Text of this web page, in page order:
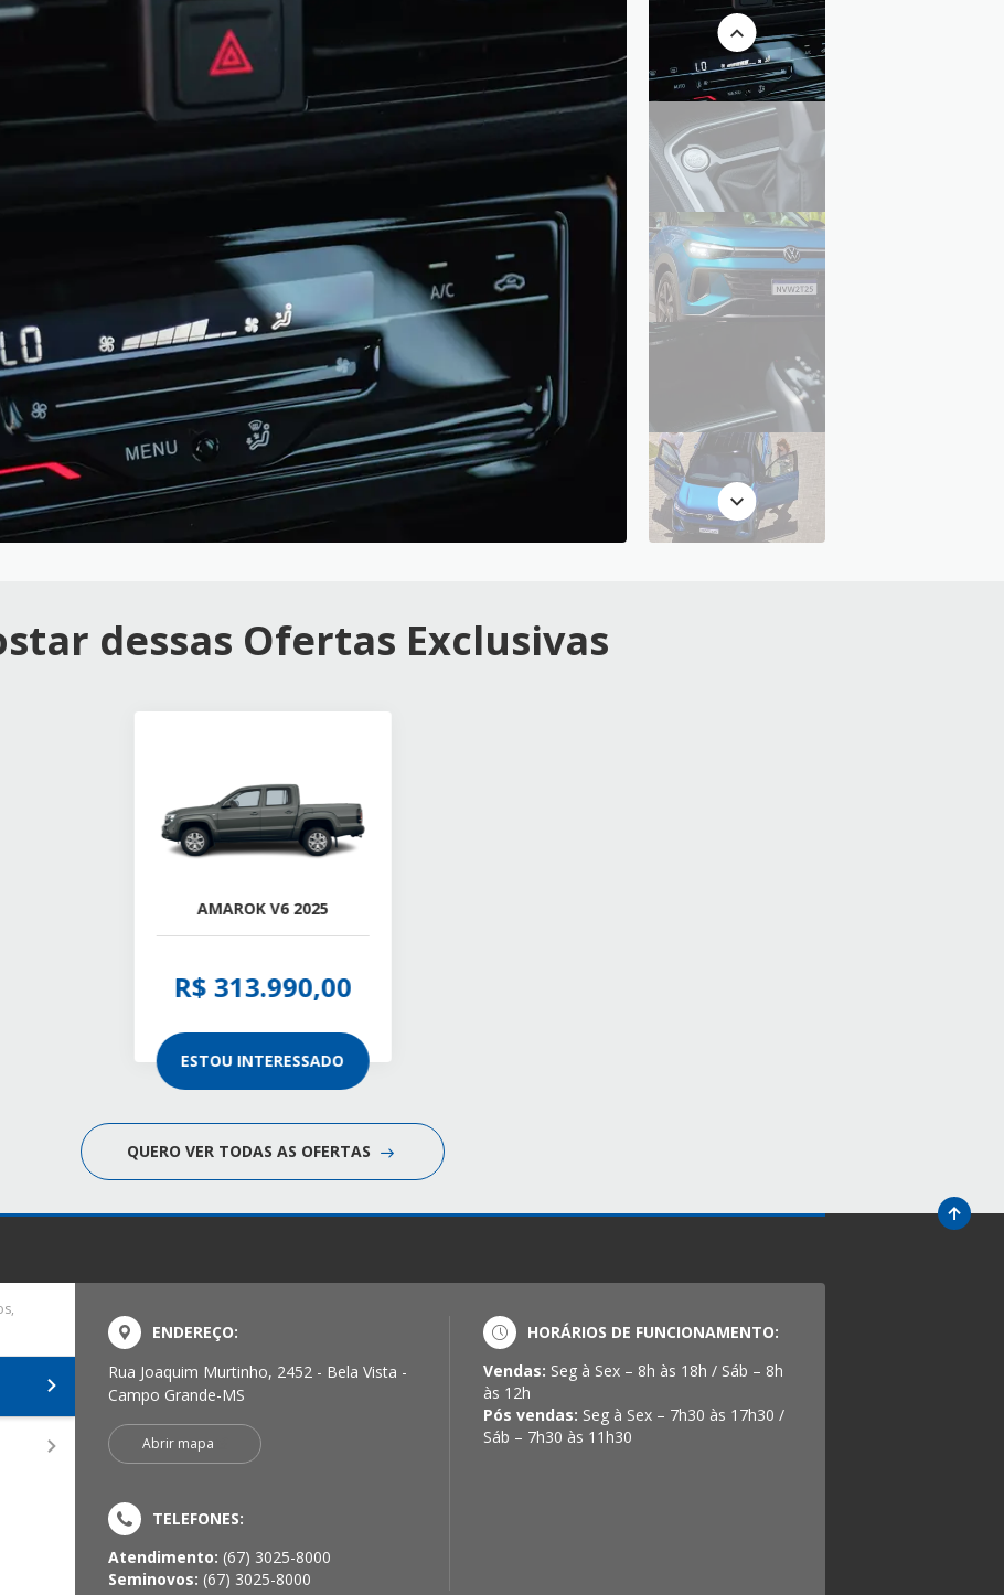
dessas Ofertas Exclusivas
AMAROK V6 2025
R$ 313.990,00
ESTOU INTERESSADO
QUERO VER TODAS AS OFERTAS
ENDEREÇO:
Rua Joaquim Murtinho, 2452 - Bela Vista -
Campo Grande-MS
Abrir mapa
TELEFONES:
Atendimento: (67) 3025-8000
Seminovos: (67) 3025-8000
HORÁRIOS DE FUNCIONAMENTO:
Vendas: Seg à Sex – 8h às 18h / Sáb – 8h
às 12h
Pós vendas: Seg à Sex – 7h30 às 17h30 /
Sáb – 7h30 às 11h30